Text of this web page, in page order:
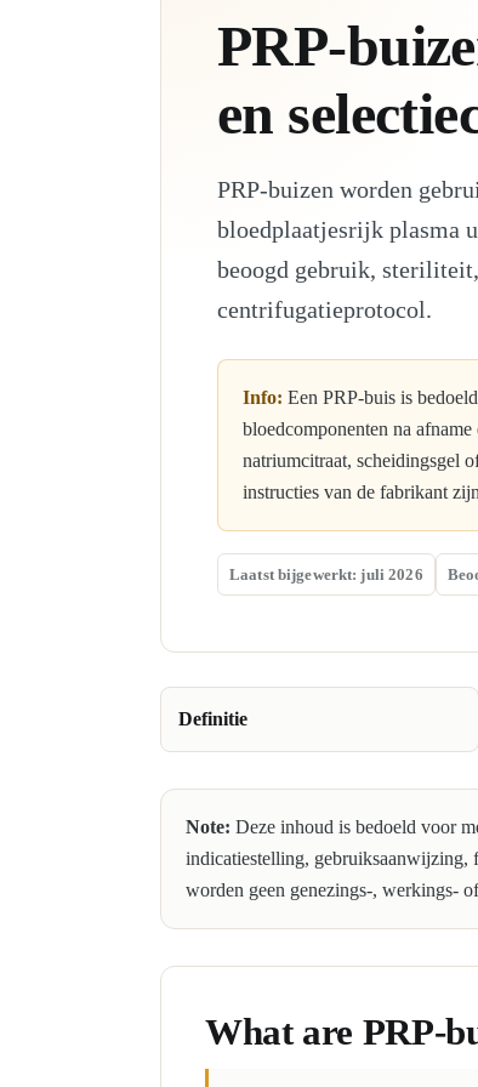
PRP-
en
PRP-buizen worden
bloedplaatjesrijk plasma
beoogd gebruik,
centrifugatieprotocol.
Info: Een PRP-buis is
bloedcomponenten na
natriumcitraat, scheidingsgel
instructies van de fabrikant
Laatst bijgewerkt: juli 2026
Definitie
Note: Deze inhoud is bedoeld voor
indicatiestelling, gebruiksaanwijzing,
worden geen genezings-, werkings-
What are PRP-